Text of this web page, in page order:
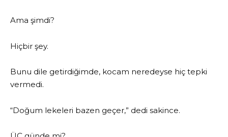
Ama şimdi?
Hiçbir şey.
Bunu dile getirdiğimde, kocam neredeyse hiç tepki
vermedi.
“Doğum lekeleri bazen geçer,” dedi sakince.